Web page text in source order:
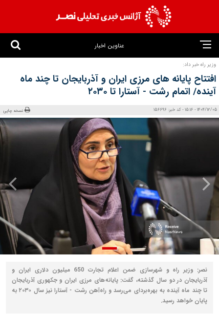
عناوین اخبار
وزیر راه خبر داد:
افتتاح پایانه‌ های مرزی ایران و آذربایجان تا چند ماه
آینده/ اتمام رشت - آستارا تا ۲۰۳۰
1404/12/05 - 15:16 - کد خبر: 156696 نسخه چاپی
نصر: وزیر راه و شهرسازی ضمن اعلام تجارت 650 میلیون دلاری ایران و
آذربایجان در دو سال گذشته، گفت: پایانه‌های مرزی ایران و جکهوری آذربایجان
تا چند ماه آینده به بهره‌بردای می‌رسد و راه‌آهن رشت - آستارا نیز سال ۲۰۳۰ به
پایان خواهد رسید.